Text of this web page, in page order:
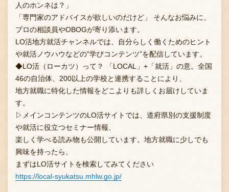
人のホンネは？」
「専門家のアドバイスが欲しいのだけど」 そんなお悩みに、
プロの相談員やOBOGが寄り添います。
LO活地方就活チャンネルでは、自分らしく働くためのヒント
や就活ノウハウなどの”学びコンテンツ”を配信しています。
◆LO活（ローカツ）って？ 「LOCAL」+「就活」の意。全国
46の自治体、200以上の学校と連携することにより、
地方就職に特化した情報をどこよりも詳しくお届けしていま
す。
▷メインコンテンツのLO活サイトでは、道府県別の支援制度
や就活に役立つセミナー情報、
楽しく学べる読み物も公開しています。地方就職に少しでも
興味を持ったら、
まずはLO活サイトを検索してみてください
https://local-syukatsu.mhlw.go.jp/